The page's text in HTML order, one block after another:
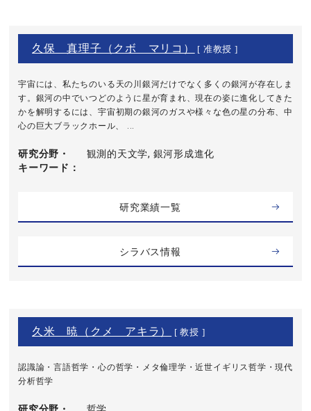
久保 真理子（クボ マリコ） [ 准教授 ]
宇宙には、私たちのいる天の川銀河だけでなく多くの銀河が存在しま
す。銀河の中でいつどのように星が育まれ、現在の姿に進化してきた
かを解明するには、宇宙初期の銀河のガスや様々な色の星の分布、中
心の巨大ブラックホール、 ...
研究分野・
キーワード
観測的天文学, 銀河形成進化
研究業績一覧
シラバス情報
久米 暁（クメ アキラ） [ 教授 ]
認識論・言語哲学・心の哲学・メタ倫理学・近世イギリス哲学・現代
分析哲学